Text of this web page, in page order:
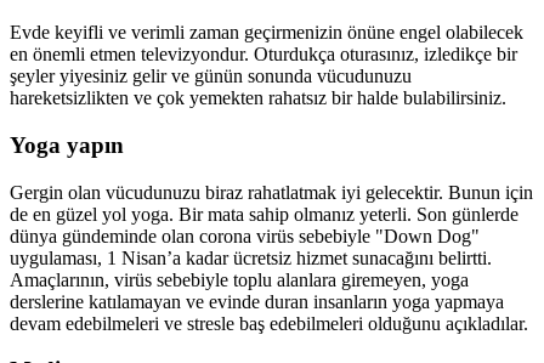
Evde keyifli ve verimli zaman geçirmenizin önüne engel olabilecek
en önemli etmen televizyondur. Oturdukça oturasınız, izledikçe bir
şeyler yiyesiniz gelir ve günün sonunda vücudunuzu
hareketsizlikten ve çok yemekten rahatsız bir halde bulabilirsiniz.
Yoga yapın
Gergin olan vücudunuzu biraz rahatlatmak iyi gelecektir. Bunun için
de en güzel yol yoga. Bir mata sahip olmanız yeterli. Son günlerde
dünya gündeminde olan corona virüs sebebiyle "Down Dog"
uygulaması, 1 Nisan’a kadar ücretsiz hizmet sunacağını belirtti.
Amaçlarının, virüs sebebiyle toplu alanlara giremeyen, yoga
derslerine katılamayan ve evinde duran insanların yoga yapmaya
devam edebilmeleri ve stresle baş edebilmeleri olduğunu açıkladılar.